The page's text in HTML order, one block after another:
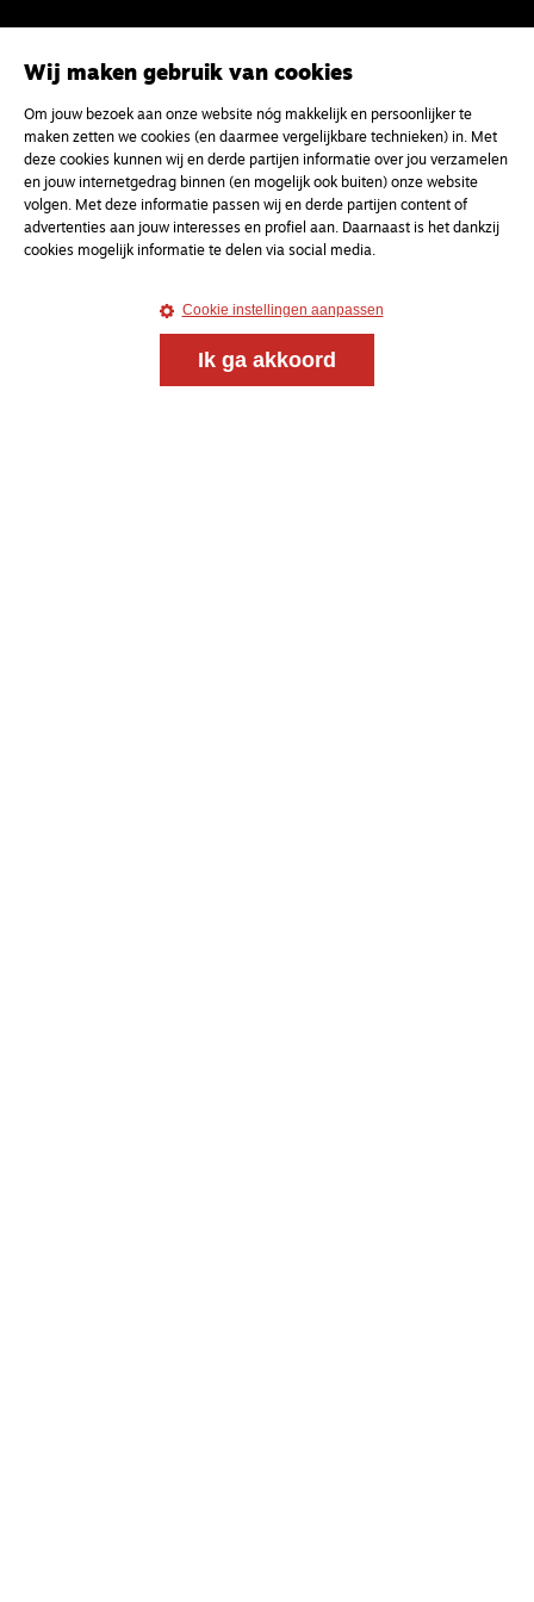
Wij maken gebruik van cookies
Om jouw bezoek aan onze website nóg makkelijk en persoonlijker te
maken zetten we cookies (en daarmee vergelijkbare technieken) in. Met
deze cookies kunnen wij en derde partijen informatie over jou verzamelen
en jouw internetgedrag binnen (en mogelijk ook buiten) onze website
volgen. Met deze informatie passen wij en derde partijen content of
advertenties aan jouw interesses en profiel aan. Daarnaast is het dankzij
cookies mogelijk informatie te delen via social media.
Cookie instellingen aanpassen
Ik ga akkoord